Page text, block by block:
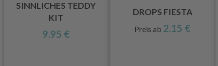
SINNLICHES TEDDY
KIT
9.95 €
DROPS FIESTA
Preis ab 2.15 €